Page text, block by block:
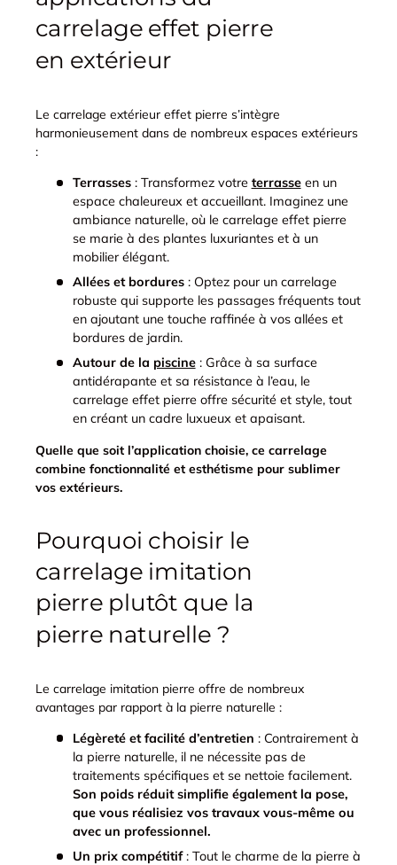
carrelage effet pierre
en extérieur
Le carrelage extérieur effet pierre s’intègre
harmonieusement dans de nombreux espaces extérieurs
:
Terrasses: Transformez votre terrasseen un
espace chaleureux et accueillant. Imaginez une
ambiance naturelle, où le carrelage effet pierre
se marie à des plantes luxuriantes et à un
mobilier élégant.
Allées et bordures: Optez pour un carrelage
robuste qui supporte les passages fréquents tout
en ajoutant une touche raffinée à vos allées et
bordures de jardin.
Autour de la piscine: Grâce à sa surface
antidérapante et sa résistance à l’eau, le
carrelage effet pierre offre sécurité et style, tout
en créant un cadre luxueux et apaisant.
Quelle que soit l’application choisie, ce carrelage
combine fonctionnalité et esthétisme pour sublimer
vos extérieurs.
Pourquoi choisir le
carrelage imitation
pierre plutôt que la
pierre naturelle ?
Le carrelage imitation pierre offre de nombreux
avantages par rapport à la pierre naturelle :
Légèreté et facilité d’entretien : Contrairement à
la pierre naturelle, il ne nécessite pas de
traitements spécifiques et se nettoie facilement.
Son poids réduit simplifie également la pose,
que vous réalisiez vos travaux vous-même ou
avec un professionnel.
Un prix compétitif: Tout le charme de la pierre à